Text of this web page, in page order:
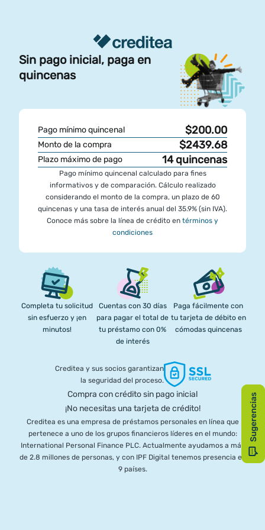
Sin pago inicial, paga en
quincenas
Pago mínimo quincenal $200.00
Monto de la compra $2439.68
Plazo máximo de pago 14 quincenas
Pago mínimo quincenal calculado para fines
informativos y de comparación. Cálculo realizado
considerando el monto de la compra, un plazo de 60
quincenas y una tasa de interés anual del 35.9% (sin IVA).
Conoce más sobre la línea de crédito en términos y
condiciones
Completa tu solicitud
sin esfuerzo y ¡en
minutos!
Cuentas con 30 días
para pagar el total de
tu préstamo con 0%
de interés
Paga fácilmente con
tu tarjeta de débito en
cómodas quincenas
Creditea y sus socios garantizan
la seguridad del proceso.
Compra con crédito sin pago inicial
¡No necesitas una tarjeta de crédito!
Creditea es una empresa de préstamos personales en línea que
pertenece a uno de los grupos financieros líderes en el mundo:
International Personal Finance PLC. Actualmente ayudamos a más
de 2.8 millones de personas, y con IPF Digital tenemos presencia en
9 países.